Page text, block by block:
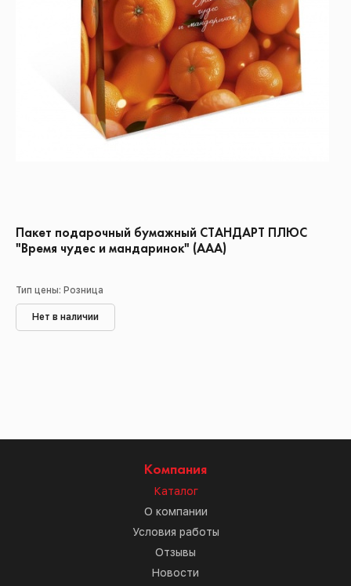
Пакет подарочный бумажный СТАНДАРТ ПЛЮС
"Время чудес и мандаринок" (ААА)
Тип цены: Розница
Нет в наличии
Компания
Каталог
О компании
Условия работы
Отзывы
Новости